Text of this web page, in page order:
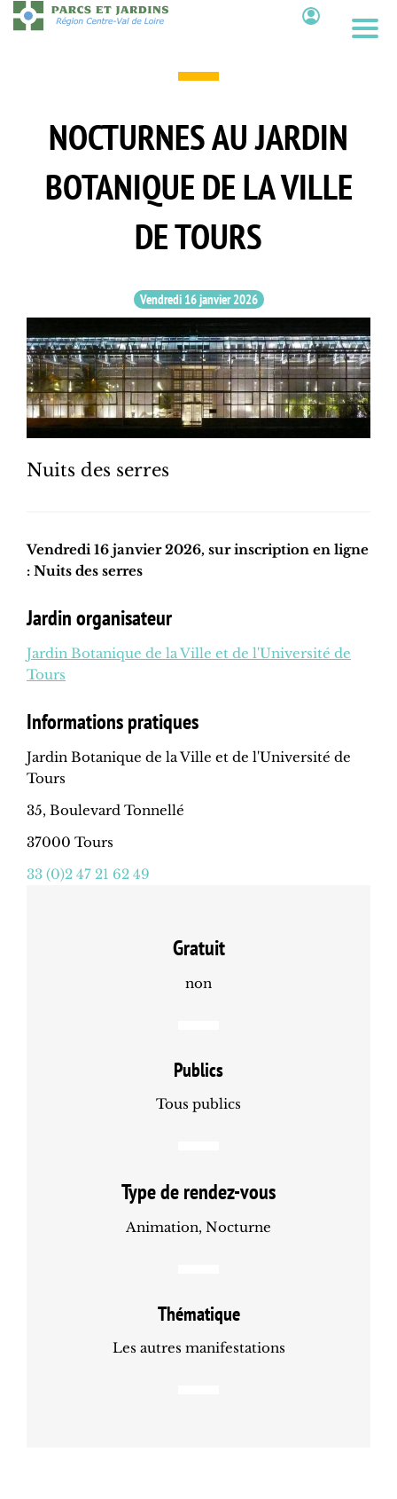
Aller
au
NOCTURNES AU JARDIN
BOTANIQUE DE LA VILLE
DE TOURS
Vendredi 16 janvier 2026
Nuits des serres
Vendredi 16 janvier 2026, sur inscription en ligne
: Nuits des serres
Jardin organisateur
Jardin Botanique de la Ville et de l'Université de
Tours
Informations pratiques
Jardin Botanique de la Ville et de l'Université de
Tours
35, Boulevard Tonnellé
37000 Tours
33 (0)2 47 21 62 49
Gratuit
non
Publics
Tous publics
Type de rendez-vous
Animation, Nocturne
Thématique
Les autres manifestations